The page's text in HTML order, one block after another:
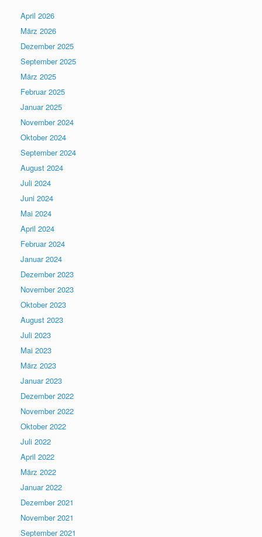
April 2026
März 2026
Dezember 2025
September 2025
März 2025
Februar 2025
Januar 2025
November 2024
Oktober 2024
September 2024
August 2024
Juli 2024
Juni 2024
Mai 2024
April 2024
Februar 2024
Januar 2024
Dezember 2023
November 2023
Oktober 2023
August 2023
Juli 2023
Mai 2023
März 2023
Januar 2023
Dezember 2022
November 2022
Oktober 2022
Juli 2022
April 2022
März 2022
Januar 2022
Dezember 2021
November 2021
September 2021